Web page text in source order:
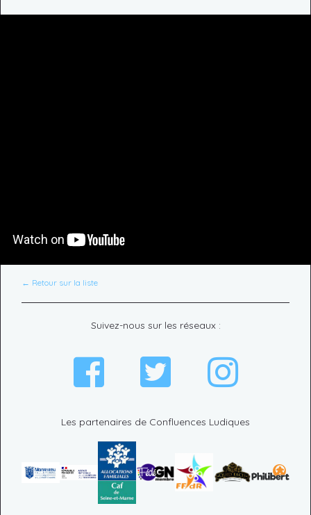
← Retour sur la liste
Les partenaires de Confluences Ludiques
Suivez-nous sur les réseaux :